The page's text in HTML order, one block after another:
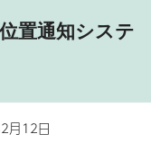
置通知システ
月12日